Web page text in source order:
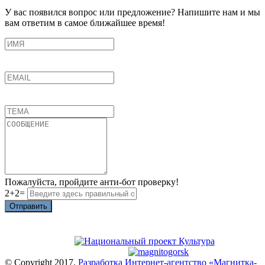
У вас появился вопрос или предложение? Напишите нам и мы
вам ответим в самое ближайшее время!
Пожалуйста, пройдите анти-бот проверку!
2+2=
Отправить
© Copyright 2017. Разработка Интернет-агентство «Магнитка-